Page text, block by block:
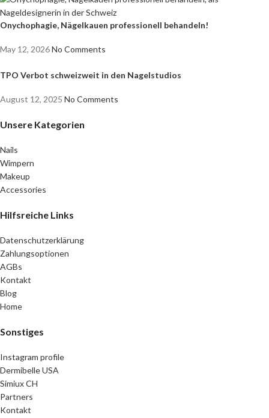
Onychophagie, Nägelkauen professionell behandeln!
May 12, 2026No Comments
TPO Verbot schweizweit in den Nagelstudios
August 12, 2025 No Comments
Unsere Kategorien
Nails
Wimpern
Makeup
Accessories
Hilfsreiche Links
Datenschutzerklärung
Zahlungsoptionen
AGBs
Kontakt
Blog
Home
Sonstiges
Instagram profile
Dermibelle USA
Simiux CH
Partners
Kontakt